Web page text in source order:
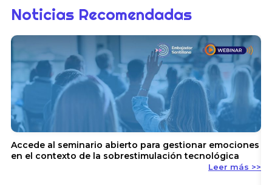
Noticias Recomendadas
Accede al seminario abierto para gestionar emociones
en el contexto de la sobrestimulación tecnológica
Leer más >>